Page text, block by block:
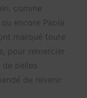
comme
encore Paola
marqué toute
pour remercier
belles
de revenir